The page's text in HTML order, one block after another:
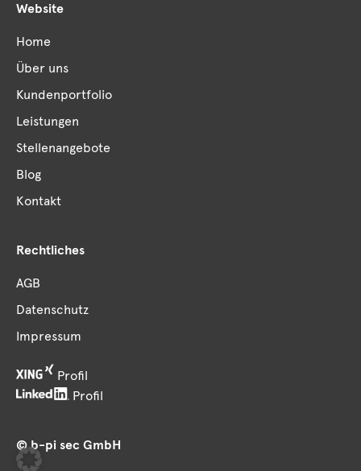
Website
Home
Über uns
Kundenportfolio
Leistungen
Stellenangebote
Blog
Kontakt
Rechtliches
AGB
Datenschutz
Impressum
Profil
Profil
© b-pi sec GmbH